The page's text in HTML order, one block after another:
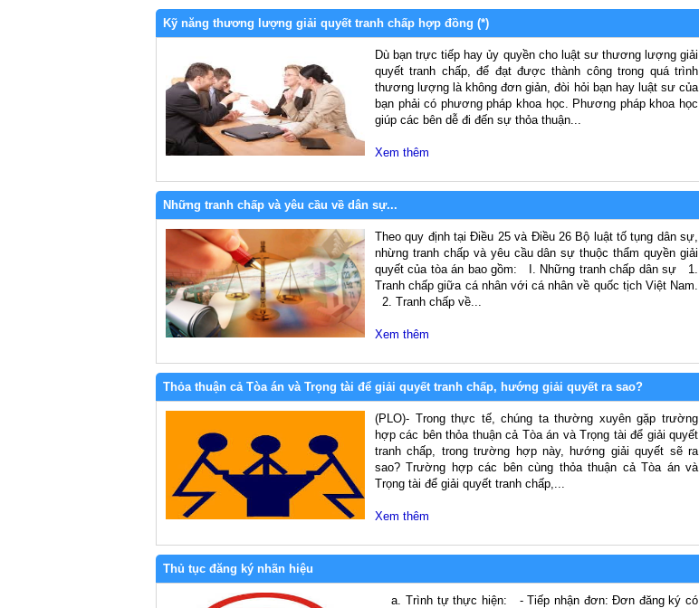
Kỹ năng thương lượng giải quyết tranh chấp hợp đồng (*)
Dù bạn trực tiếp hay ủy quyền cho luật sư thương lượng giải
quyết tranh chấp, để đạt được thành công trong quá trình
thương lượng là không đơn giản, đòi hỏi bạn hay luật sư của
bạn phải có phương pháp khoa học. Phương pháp khoa học
giúp các bên dễ đi đến sự thỏa thuận...
Xem thêm
Những tranh chấp và yêu cầu về dân sự...
Theo quy định tại Điều 25 và Điều 26 Bộ luật tố tụng dân sự,
nhừng tranh chấp và yêu cầu dân sự thuộc thẩm quyền giải
quyết của tòa án bao gồm: I. Những tranh chấp dân sự 1.
Tranh chấp giữa cá nhân với cá nhân về quốc tịch Việt Nam.
2. Tranh chấp về...
Xem thêm
Thỏa thuận cả Tòa án và Trọng tài để giải quyết tranh chấp, hướng giải quyết ra sao?
(PLO)- Trong thực tế, chúng ta thường xuyên gặp trường
hợp các bên thỏa thuận cả Tòa án và Trọng tài để giải quyết
tranh chấp, trong trường hợp này, hướng giải quyết sẽ ra
sao? Trường hợp các bên cùng thỏa thuận cả Tòa án và
Trọng tài để giải quyết tranh chấp,...
Xem thêm
Thủ tục đăng ký nhãn hiệu
a. Trình tự thực hiện: - Tiếp nhận đơn: Đơn đăng ký có